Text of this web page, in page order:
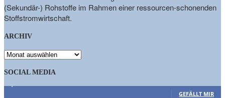
(Sekundär-) Rohstoffe im Rahmen einer ressourcen-schonenden
Stoffstromwirtschaft.
ARCHIV
ARCHIV
SOCIAL MEDIA
GEFÄLLT MIR